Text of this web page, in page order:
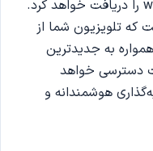
به‌روزرسانی‌های سیستم‌عامل webOS را دریافت خواهد کرد.
که تلویزیون شما از
به جدیدترین
دسترسی خواهد
هوشمندانه و